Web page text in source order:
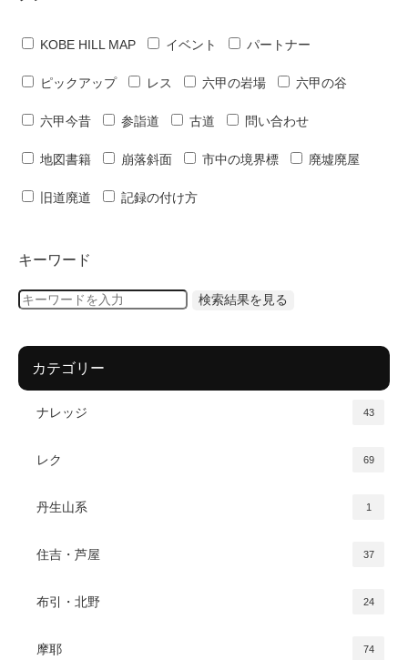
KOBE HILL MAP イベント パートナー
ピックアップ レス 六甲の岩場 六甲の谷
六甲今昔 参詣道 古道 問い合わせ
地図書籍 崩落斜面 市中の境界標 廃墟廃屋
旧道廃道 記録の付け方
キーワード
カテゴリー
ナレッジ 43
レク 69
丹生山系 1
住吉・芦屋 37
布引・北野 24
摩耶 74